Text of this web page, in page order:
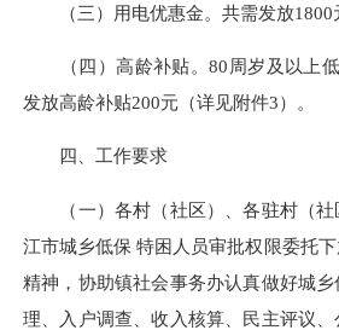
（三）用电优惠金。共需发放1800
（四）高龄补贴。80周岁及以上低
发放高龄补贴200元（详见附件3）。
四、工作要求
（一）各村（社区）、各驻村（社
江市城乡低保 特困人员审批权限委托
精神，协助镇社会事务办认真做好城
理、入户调查、收入核算、民主评议、